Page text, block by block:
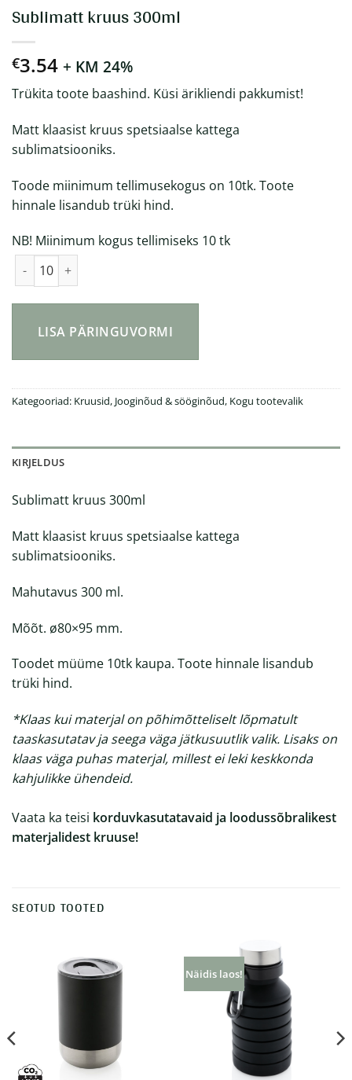
Sublimatt kruus 300ml
€3.54 + KM 24%
Trükita toote baashind. Küsi ärikliendi pakkumist!
Matt klaasist kruus spetsiaalse kattega
sublimatsiooniks.
Toode miinimum tellimusekogus on 10tk. Toote
hinnale lisandub trüki hind.
NB! Miinimum kogus tellimiseks 10 tk
LISA PÄRINGUVORMI
Kategooriad: Kruusid, Jooginõud & sööginõud, Kogu tootevalik
KIRJELDUS
Sublimatt kruus 300ml
Matt klaasist kruus spetsiaalse kattega
sublimatsiooniks.
Mahutavus 300 ml.
Mõõt. ø80×95 mm.
Toodet müüme 10tk kaupa. Toote hinnale lisandub
trüki hind.
*Klaas kui materjal on põhimõtteliselt lõpmatult
taaskasutatav ja seega väga jätkusuutlik valik. Lisaks on
klaas väga puhas materjal, millest ei leki keskkonda
kahjulikke ühendeid.
Vaata ka teisi korduvkasutatavaid ja loodussõbralikest
materjalidest kruuse!
SEOTUD TOOTED
Näidis laos!